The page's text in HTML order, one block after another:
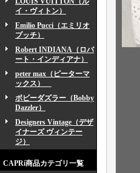
イ・ヴィトン）
Emilio Pucci（エミリオ
プッチ）
Robert INDIANA（ロバ
ート・インディアナ）
peter max（ピーターマ
ックス）
ボビーダズラー（Bobby
Dazzler）
Designers Vintage（デザ
イナーズ ヴィンテー
ジ）
CAPRi商品カテゴリ一覧